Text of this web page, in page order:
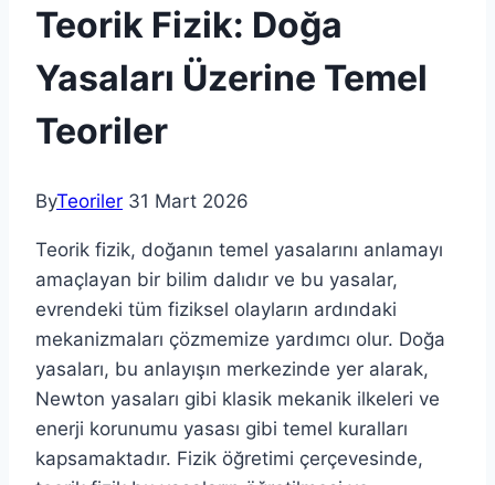
Teorik Fizik: Doğa
Yasaları Üzerine Temel
Teoriler
ByTeoriler 31 Mart 2026
Teorik fizik, doğanın temel yasalarını anlamayı
amaçlayan bir bilim dalıdır ve bu yasalar,
evrendeki tüm fiziksel olayların ardındaki
mekanizmaları çözmemize yardımcı olur. Doğa
yasaları, bu anlayışın merkezinde yer alarak,
Newton yasaları gibi klasik mekanik ilkeleri ve
enerji korunumu yasası gibi temel kuralları
kapsamaktadır. Fizik öğretimi çerçevesinde,